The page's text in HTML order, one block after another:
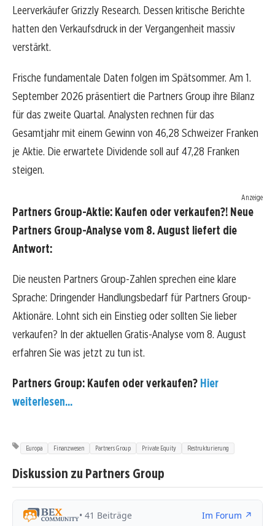
Leerverkäufer Grizzly Research. Dessen kritische Berichte
hatten den Verkaufsdruck in der Vergangenheit massiv
verstärkt.
Frische fundamentale Daten folgen im Spätsommer. Am 1.
September 2026 präsentiert die Partners Group ihre Bilanz
für das zweite Quartal. Analysten rechnen für das
Gesamtjahr mit einem Gewinn von 46,28 Schweizer Franken
je Aktie. Die erwartete Dividende soll auf 47,28 Franken
steigen.
Anzeige
Partners Group-Aktie: Kaufen oder verkaufen?! Neue
Partners Group-Analyse vom 8. August liefert die
Antwort:
Die neusten Partners Group-Zahlen sprechen eine klare
Sprache: Dringender Handlungsbedarf für Partners Group-
Aktionäre. Lohnt sich ein Einstieg oder sollten Sie lieber
verkaufen? In der aktuellen Gratis-Analyse vom 8. August
erfahren Sie was jetzt zu tun ist.
Partners Group: Kaufen oder verkaufen? Hier
weiterlesen...
Europa Finanzwesen Partners Group Private Equity Restrukturierung
Diskussion zu Partners Group